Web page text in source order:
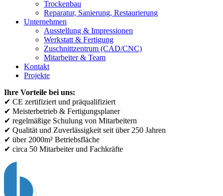
Trockenbau
Reparatur, Sanierung, Restaurierung
Unternehmen
Ausstellung & Impressionen
Werkstatt & Fertigung
Zuschnittzentrum (CAD/CNC)
Mitarbeiter & Team
Kontakt
Projekte
Ihre Vorteile bei uns:
✔ CE zertifiziert und präqualifiziert
✔ Meisterbetrieb & Fertigungsplaner
✔ regelmäßige Schulung von Mitarbeitern
✔ Qualität und Zuverlässigkeit seit über 250 Jahren
✔ über 2000m² Betriebsfläche
✔ circa 50 Mitarbeiter und Fachkräfte